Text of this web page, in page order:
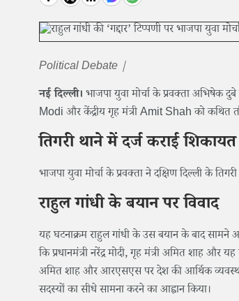
Political Debate |
नई दिल्ली। भाजपा युवा मोर्चा के प्रवक्ता अभिषेक
Modi और केंद्रीय गृह मंत्री Amit Shah को कथित
तिगरी थाने में दर्ज कराई शिकायत
भाजपा युवा मोर्चा के प्रवक्ता ने दक्षिण दिल्ली के
राहुल गांधी के बयान पर विवाद
यह घटनाक्रम राहुल गांधी के उस बयान के बाद
कि प्रधानमंत्री नरेंद्र मोदी, गृह मंत्री अमित शाह और
अमित शाह और आरएसएस पर देश की आर्थिक
सदस्यों का सीधे सामना करने का आह्वान किया।